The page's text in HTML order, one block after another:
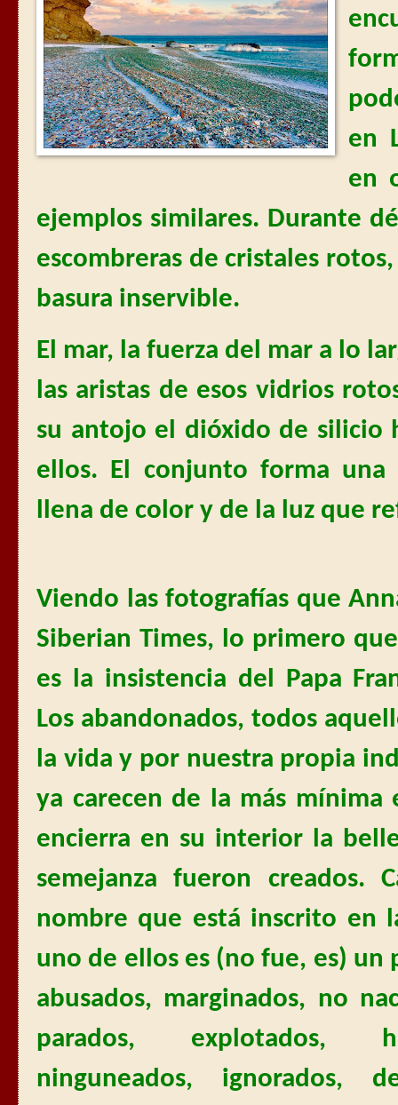
en
en
ejemplos similares. Durante
escombreras de cristales
basura inservible.
El mar, la fuerza del mar a lo
las aristas de esos vidrios
su antojo el dióxido de silicio
ellos. El conjunto forma una
llena de color y de la luz que
Viendo las fotografías que
Siberian Times, lo primero
es la insistencia del Papa
Los abandonados, todos
la vida y por nuestra propia
ya carecen de la más mínima
encierra en su interior la
semejanza fueron
nombre que está inscrito en
uno de ellos es (no fue, es) un
abusados, marginados, no
parados, explotados,
ninguneados, ignorados,